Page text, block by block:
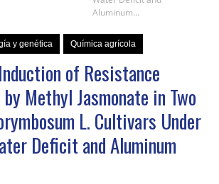
Aluminum…
y genética Química agrícola
of Resistance
Methyl Jasmonate in Two
L. Cultivars Under
Deficit and Aluminum